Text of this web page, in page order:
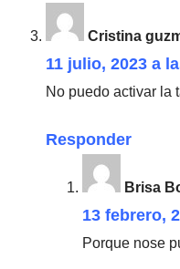
Cristina
11 julio, 2023 a
No puedo activar la
Responder
Brisa
13 febrero,
Porque nose